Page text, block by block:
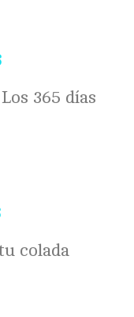
365 días
colada